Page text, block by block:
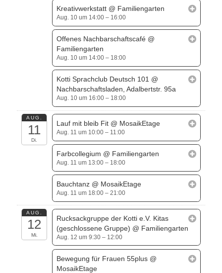
Kreativwerkstatt @ Familiengarten
Aug. 10 um 14:00 – 16:00
Offenes Nachbarschaftscafé @
Familiengarten
Aug. 10 um 14:00 – 18:00
Kotti Sprachclub Deutsch 101 @
Nachbarschaftsladen, Adalbertstr. 95a
Aug. 10 um 16:00 – 18:00
AUG.
11
Di.
Lauf mit bleib Fit @ MosaikEtage
Aug. 11 um 10:00 – 11:00
Farbcollegium @ Familiengarten
Aug. 11 um 13:00 – 18:00
Bauchtanz @ MosaikEtage
Aug. 11 um 18:00 – 21:00
AUG.
12
Mi.
Rucksackgruppe der Kotti e.V. Kitas
(geschlossene Gruppe) @ Familiengarten
Aug. 12 um 9:30 – 12:00
Bewegung für Frauen 55plus @
MosaikEtage